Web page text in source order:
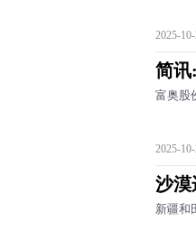
2025-
简讯
富奥股
2025-
沙漠
新疆和